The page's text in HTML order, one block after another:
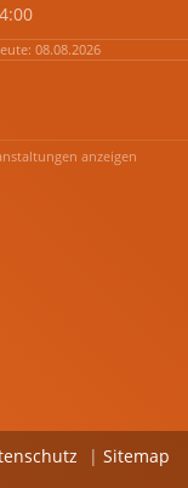
08.08.2026
anzeigen
| Sitemap